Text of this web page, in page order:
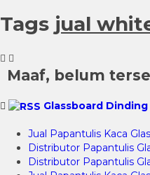
Tags jual
Maaf, belum
Glassboard Dinding
Jual Papantulis Kaca
Distributor Papantulis
Distributor Papantulis